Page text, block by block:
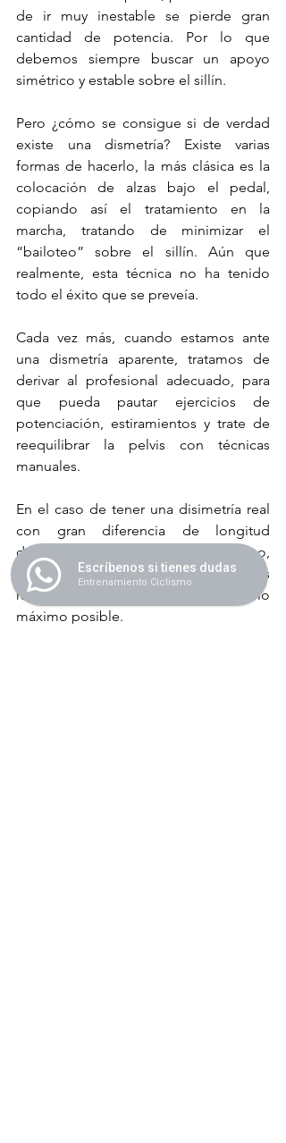
de ir muy inestable se pierde gran
cantidad de potencia. Por lo que
debemos siempre buscar un apoyo
simétrico y estable sobre el sillín.
Pero ¿cómo se consigue si de verdad
existe una dismetría? Existe varias
formas de hacerlo, la más clásica es la
colocación de alzas bajo el pedal,
copiando así el tratamiento en la
marcha, tratando de minimizar el
“bailoteo” sobre el sillín. Aún que
realmente, esta técnica no ha tenido
todo el éxito que se preveía.
Cada vez más, cuando estamos ante
una dismetría aparente, tratamos de
derivar al profesional adecuado, para
que pueda pautar ejercicios de
potenciación, estiramientos y trate de
reequilibrar la pelvis con técnicas
manuales.
En el caso de tener una disimetría real
con gran diferencia de longitud
debemos individualizar cada caso,
buscar posiciones que, dentro de los
rangos óptimos, estabilicen la pelvis lo
máximo posible.
Escríbenos si tienes dudas
Entrenamiento Ciclismo